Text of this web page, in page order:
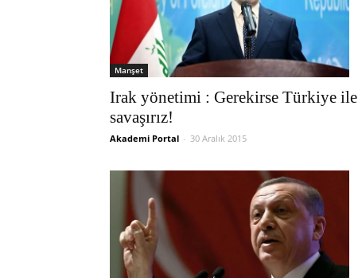
Manşet
Irak yönetimi : Gerekirse Türkiye ile
savaşırız!
Akademi Portal - 30 Aralık 2015